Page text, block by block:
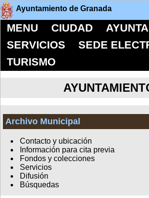
Ayuntamiento de Granada
MENU CIUDAD
SERVICIOS
SEDE
TURISMO
Archivo Municipal
Contacto y ubicación
Información para cita previa
Fondos y colecciones
Servicios
Difusión
Búsquedas